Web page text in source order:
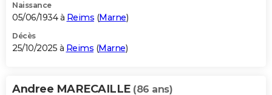
Naissance
05/06/1934 à Reims (Marne)
Décès
25/10/2025 à Reims (Marne)
Andree MARECAILLE (86 ans)